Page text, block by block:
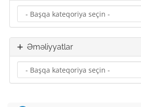
Əməliyyatlar